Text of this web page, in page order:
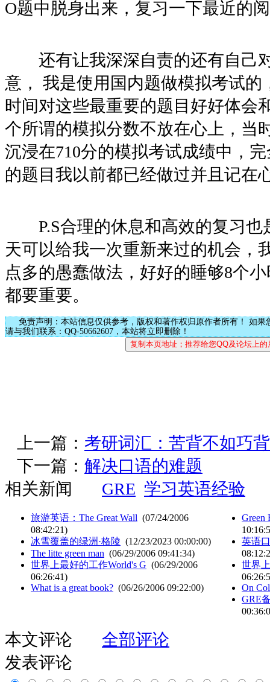
O题中脱身出来，复习一下最近的
还有让我深深自责的还有自己
意， 我是使用国内题做模拟考试的
时间对这些最重要的题目好好体会
个所谓的模拟分数不放在心上，当
沉浸在710分的模拟考试成绩中，
的题目我以前都已经做过并且记在
P.S合理的休息和高效的复习也
天可以给我一次重新来过的机会，
点多的愚蠢做法，好好的睡够8个
都要重要。
免责声明：本站信息仅供参考，版权和著作权归原作者所有！ 如果
请与我们联系：QQ-50662607，本站将立即删除！
上一篇： 考研词汇：苦背不如巧背
下一篇： 解决口语的难题
相关新闻
GRE 学习英语经验
旅游英语：The Great Wall (07/24/2006
08:42:21)
冰雪覆盖的绿洲·格陵 (12/23/2023 00:00:00)
The litte green man (06/29/2006 09:41:34)
世界上最好的工作World's G (06/29/2006
06:26:41)
What is a great book? (06/26/2006 09:22:00)
Green
英语
世界
On
GRE
本文评论
全部评论
发表评论